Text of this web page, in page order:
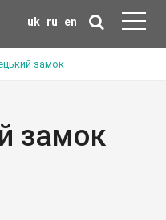
uk ru en
замок
замок